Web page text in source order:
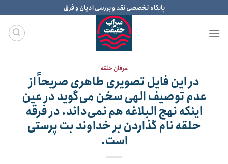
to
content
پایگاه تخصصی نقد و بررسی ادیان و فرق
عرفان حلقه
در این فایل تصویری طاهری صریحاً از
عدم توصیف الهی سخن می‌گوید در عین
اینکه نهج البلاغه هم نمی‌داند. در فرقه
حلقه نام گذاردن بر خداوند بت پرستی
است.